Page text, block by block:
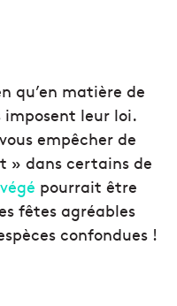
qu’en matière de
imposent leur loi.
empêcher de
» dans certains de
pourrait être
fêtes agréables
confondues !